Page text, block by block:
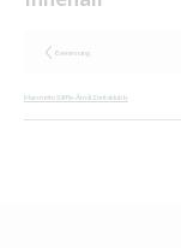
Evenemang
Marsmöte Säffle-Åmål Zontaklubb